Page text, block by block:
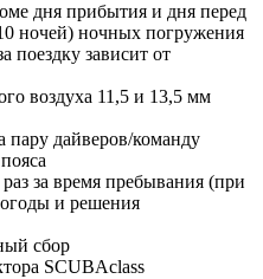
дня прибытия и дня перед
ночей) ночных погружения
поездку зависит от
воздуха 11,5 и 13,5 мм
дайверов/команду
за время пребывания (при
и решения
сбор
SCUBAclass